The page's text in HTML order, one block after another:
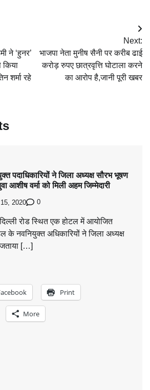
ने ‘हुनर’
शर्मा रहे
Next:
भाजपा नेता मुनीष सैनी पर करीब ढाई
करोड़ रुपए छात्रवृत्ति घोटाला करने
का आरोप है,जानी पूरी खबर
पदाधिकारियों ने जिला अध्यक्ष सौरभ भूषण
आशीष वर्मा को मिली अहम जिम्मेदारी
2020 0
रोड स्थित एक होटल में आयोजित
के नवनियुक्त अधिकारियों ने जिला अध्यक्ष
[…]
Print
More